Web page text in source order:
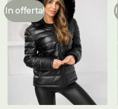
In offerta!